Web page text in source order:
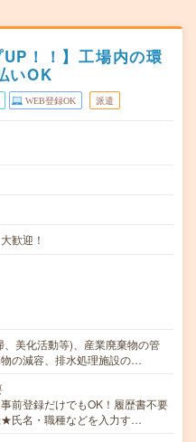
UP！！】工場内の環
いOK
WEB登録OK 派遣
歓迎！
美化活動等)、産業廃棄物の管
の減容、排水処理施設の…
前登録だけでもOK！履歴書不要
氏名・職種などを入力す…